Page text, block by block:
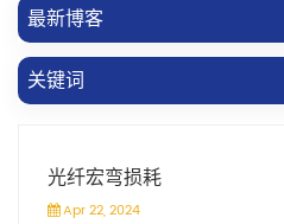
最新博客
关键词
光纤宏弯损耗
Apr 22, 2024